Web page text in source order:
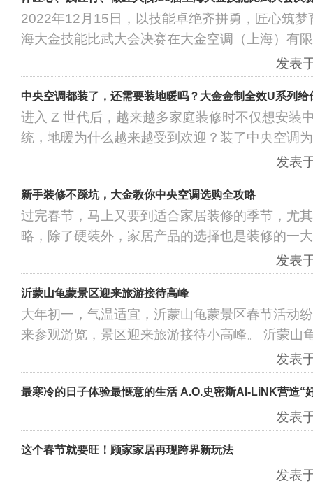
2022年12月15日，以技能卓绝齐拼勇，匠心筑
海大金技能比武大会决赛在大金空调（上海）有
发表
中央空调都装了，还需要装地暖吗？大金金制全效U系列给
进入 Z 世代后，越来越多家庭装修时不仅想安装
统，地暖为什么越来越受到欢迎？装了中央空调
发表
新手装修不踩坑，大金教你中央空调选购全攻略
过完春节，马上又要到适合家居装修的季节，尤
略，除了硬装外，家居产品的选择也是装修的一
发表
沂蒙山龟蒙景区迎来旅游接待高峰
大年初一，气温适宜，沂蒙山龟蒙景区春节活动
来参观游览，景区迎来旅游接待小高峰。 沂蒙山
发表
最寒冷的日子体验最惬意的生活 A.O.史密斯AI-LiNK营造“
发表
这个春节就要旺！顾家家居再现跨界新玩法
发表